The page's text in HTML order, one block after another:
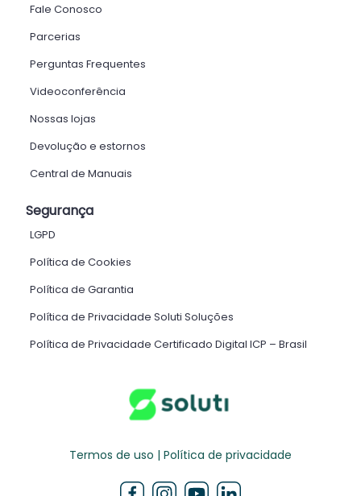
Fale Conosco
Parcerias
Perguntas Frequentes
Videoconferência
Nossas lojas
Devolução e estornos
Central de Manuais
Segurança
LGPD
Política de Cookies
Política de Garantia
Política de Privacidade Soluti Soluções
Política de Privacidade Certificado Digital ICP – Brasil ​
Termos de uso | Política de privacidade